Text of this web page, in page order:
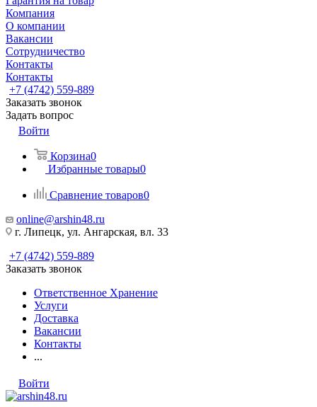
Компания
О компании
Вакансии
Сотрудничество
Контакты
Контакты
+7 (4742) 559-889
Заказать звонок
Задать вопрос
Войти
Корзина0
Избранные товары0
Сравнение товаров0
online@arshin48.ru
г. Липецк, ул. Ангарская, вл. 33
+7 (4742) 559-889
Заказать звонок
Ответственное Хранение
Услуги
Доставка
Вакансии
Контакты
...
Войти